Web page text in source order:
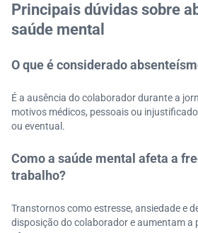
Principais dúvidas sobre
saúde mental
O que é considerado
É a ausência do colaborador durante a
motivos médicos, pessoais ou
ou eventual.
Como a saúde mental afeta a
trabalho?
Transtornos como estresse, ansiedade e
disposição do colaborador e aumentam a